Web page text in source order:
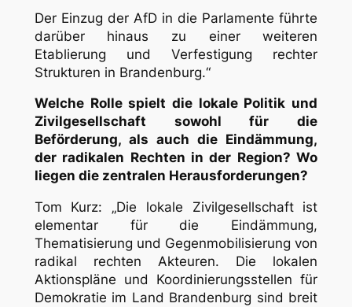
Der Einzug der AfD in die Parlamente führte
darüber hinaus zu einer weiteren
Etablierung und Verfestigung rechter
Strukturen in Brandenburg.“
Welche Rolle spielt die lokale Politik und
Zivilgesellschaft sowohl für die
Beförderung, als auch die Eindämmung,
der radikalen Rechten in der Region? Wo
liegen die zentralen Herausforderungen?
Tom Kurz: „Die lokale Zivilgesellschaft ist
elementar für die Eindämmung,
Thematisierung und Gegenmobilisierung von
radikal rechten Akteuren. Die lokalen
Aktionspläne und Koordinierungsstellen für
Demokratie im Land Brandenburg sind breit